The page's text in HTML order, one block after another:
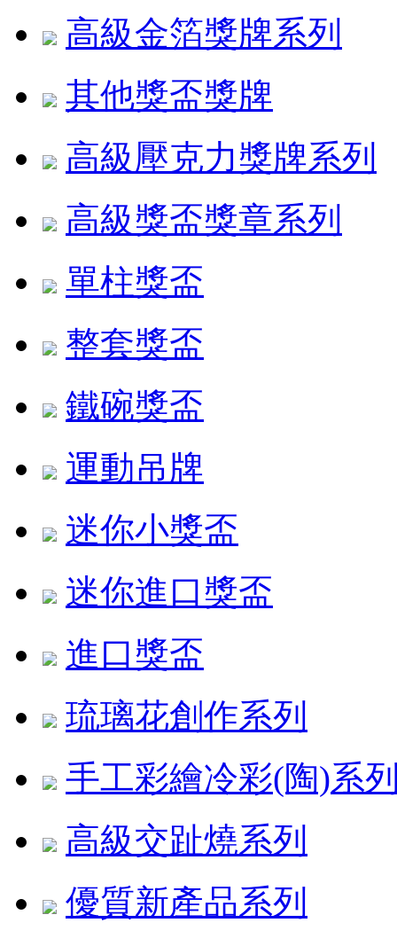
高級金箔獎牌系列
其他獎盃獎牌
高級壓克力獎牌系列
高級獎盃獎章系列
單柱獎盃
整套獎盃
鐵碗獎盃
運動吊牌
迷你小獎盃
迷你進口獎盃
進口獎盃
琉璃花創作系列
手工彩繪冷彩(陶)系
高級交趾燒系列
優質新產品系列